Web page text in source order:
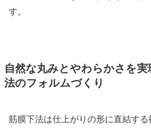
す。
自然な丸みとやわらかさを実
法のフォルムづくり
筋膜下法は仕上がりの形に直結す